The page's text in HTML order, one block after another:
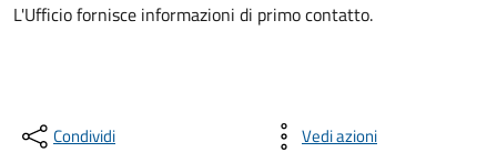
L'Ufficio fornisce informazioni di primo contatto.
Condividi Vedi azioni